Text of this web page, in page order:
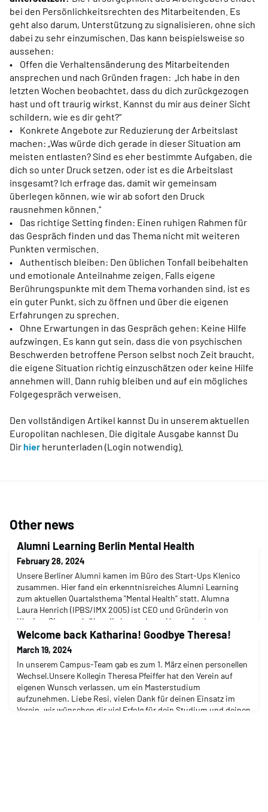
bei den Persönlichkeitsrechten des Mitarbeitenden. Es
geht also darum, Unterstützung zu signalisieren, ohne sich
dabei zu sehr einzumischen. Das kann beispielsweise so
aussehen:
• Offen die Verhaltensänderung des Mitarbeitenden
ansprechen und nach Gründen fragen: „Ich habe in den
letzten Wochen beobachtet, dass du dich zurückgezogen
hast und oft traurig wirkst. Kannst du mir aus deiner Sicht
schildern, wie es dir geht?“
• Konkrete Angebote zur Reduzierung der Arbeitslast
machen: „Was würde dich gerade in dieser Situation am
meisten entlasten? Sind es eher bestimmte Aufgaben, die
dich so unter Druck setzen, oder ist es die Arbeitslast
insgesamt? Ich erfrage das, damit wir gemeinsam
überlegen können, wie wir ab sofort den Druck
rausnehmen können.“
• Das richtige Setting finden: Einen ruhigen Rahmen für
das Gespräch finden und das Thema nicht mit weiteren
Punkten vermischen.
• Authentisch bleiben: Den üblichen Tonfall beibehalten
und emotionale Anteilnahme zeigen. Falls eigene
Berührungspunkte mit dem Thema vorhanden sind, ist es
ein guter Punkt, sich zu öffnen und über die eigenen
Erfahrungen zu sprechen.
• Ohne Erwartungen in das Gespräch gehen: Keine Hilfe
aufzwingen. Es kann gut sein, dass die von psychischen
Beschwerden betroffene Person selbst noch Zeit braucht,
die eigene Situation richtig einzuschätzen oder keine Hilfe
annehmen will. Dann ruhig bleiben und auf ein mögliches
Folgegespräch verweisen.
Den vollständigen Artikel kannst Du in unserem aktuellen
Europolitan nachlesen. Die digitale Ausgabe kannst Du
Dirhier herunterladen (Login notwendig).
Other news
Alumni Learning Berlin Mental Health
February 28, 2024
Unsere Berliner Alumni kamen im Büro des Start-Ups Klenico
zusammen. Hier fand ein erkenntnisreiches Alumni Learning
zum aktuellen Quartalsthema "Mental Health" statt. Alumna
Laura Henrich (IPBS/IMX 2005) ist CEO und Gründerin von
Klenico. Sie sprach über die besonderen Herausforderungen
und Geschäftsmodelle im Gesundheitsbereich sowie über
mögliche neue Wege, die sie gehen wollen. Dabei verfolgen
Welcome back Katharina! Goodbye Theresa!
March 19, 2024
In unserem Campus-Team gab es zum 1. März einen personellen
Wechsel.Unsere Kollegin Theresa Pfeiffer hat den Verein auf
eigenen Wunsch verlassen, um ein Masterstudium
aufzunehmen. Liebe Resi, vielen Dank für deinen Einsatz im
Verein, wir wünschen dir viel Erfolg für dein Studium und deinen